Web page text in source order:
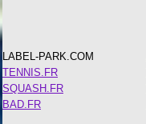
LABEL-PARK.COM
TENNIS.FR
SQUASH.FR
BAD.FR